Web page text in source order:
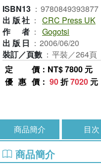
ISBN13 ： 9780849393877
出版社 ： CRC Press UK
作者 ： Gogotsi
出版日 ： 2006/06/20
裝訂／頁數 ： 平裝／264頁
定價 ：NT$ 7800 元
優惠價 ： 90折7020 元
商品簡介 目次
商品簡介